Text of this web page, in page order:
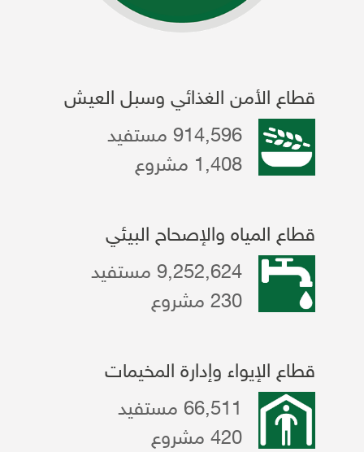
قطاع الأمن الغذائي وسبل العيش
914,596 مستفيد
1,408 مشروع
قطاع المياه والإصحاح البيئي
9,252,624 مستفيد
230 مشروع
قطاع الإيواء وإدارة المخيمات
66,511 مستفيد
420 مشروع